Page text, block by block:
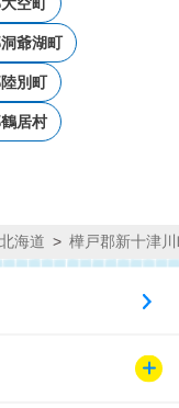
爺湖町
別町
居村
北海道 樺戸郡新十津